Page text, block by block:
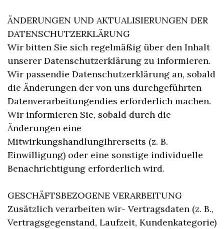
ÄNDERUNGEN UND AKTUALISIERUNGEN DER
DATENSCHUTZERKLÄRUNG
Wir bitten Sie sich regelmäßig über den Inhalt
unserer Datenschutzerklärung zu informieren.
Wir passendie Datenschutzerklärung an, sobald
die Änderungen der von uns durchgeführten
Datenverarbeitungendies erforderlich machen.
Wir informieren Sie, sobald durch die
Änderungen eine
MitwirkungshandlungIhrerseits (z. B.
Einwilligung) oder eine sonstige individuelle
Benachrichtigung erforderlich wird.
GESCHÄFTSBEZOGENE VERARBEITUNG
Zusätzlich verarbeiten wir- Vertragsdaten (z. B.,
Vertragsgegenstand, Laufzeit, Kundenkategorie)